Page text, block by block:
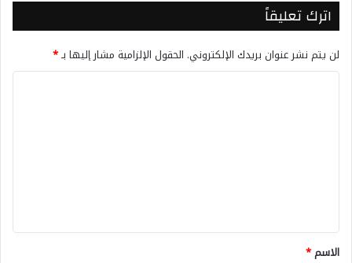
اترك تعليقاً
لن يتم نشر عنوان بريدك الإلكتروني. الحقول الإلزامية مشار إليها بـ*
*
الاسم*